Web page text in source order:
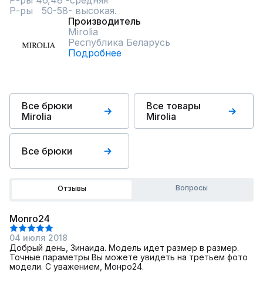
Р-ры   50-58- высокая.
Производитель
Mirolia
Республика Беларусь
Подробнее
Все брюки
Mirolia
Все товары
Mirolia
Все брюки
Отзывы Вопросы
Monro24
04 июля 2018
Добрый день, Зинаида. Модель идет размер в размер.
Точные параметры Вы можете увидеть на третьем фото
модели. С уважением, Монро24.